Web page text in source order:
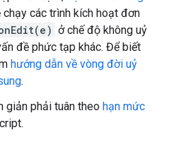
chạy các trình kích hoạt đơn
ở chế độ không uỷ
đề phức tạp khác. Để biết
hướng dẫn về vòng đời uỷ
.
giản phải tuân theo hạn mức